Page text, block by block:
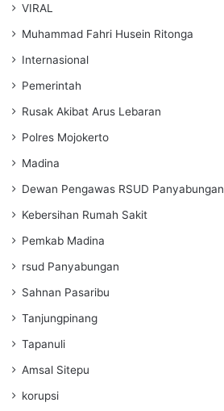
VIRAL
Muhammad Fahri Husein Ritonga
Internasional
Pemerintah
Rusak Akibat Arus Lebaran
Polres Mojokerto
Madina
Dewan Pengawas RSUD Panyabungan
Kebersihan Rumah Sakit
Pemkab Madina
rsud Panyabungan
Sahnan Pasaribu
Tanjungpinang
Tapanuli
Amsal Sitepu
korupsi